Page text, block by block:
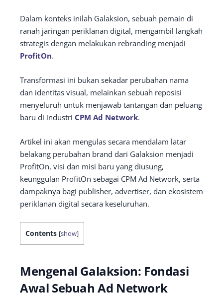
Dalam konteks inilah Galaksion, sebuah pemain di
ranah jaringan periklanan digital, mengambil langkah
strategis dengan melakukan rebranding menjadi
ProfitOn.
Transformasi ini bukan sekadar perubahan nama
dan identitas visual, melainkan sebuah reposisi
menyeluruh untuk menjawab tantangan dan peluang
baru di industri CPM Ad Network.
Artikel ini akan mengulas secara mendalam latar
belakang perubahan brand dari Galaksion menjadi
ProfitOn, visi dan misi baru yang diusung,
keunggulan ProfitOn sebagai CPM Ad Network, serta
dampaknya bagi publisher, advertiser, dan ekosistem
periklanan digital secara keseluruhan.
Contents [show]
Mengenal Galaksion: Fondasi
Awal Sebuah Ad Network